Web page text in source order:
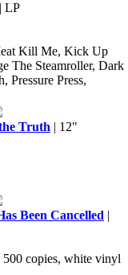
| LP
Kill Me, Kick Up
The Steamroller, Dark
Pressure Press,
Truth | 12"
Been Cancelled |
copies, white vinyl